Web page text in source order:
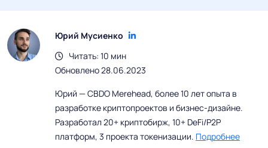
Юрий Мусиенко
Читать: 10 мин
Обновлено 28.06.2023
Юрий — CBDO Merehead, более 10 лет опыта в
разработке криптопроектов и бизнес-дизайне.
Разработал 20+ криптобирж, 10+ DeFi/P2P
платформ, 3 проекта токенизации. Подробнее